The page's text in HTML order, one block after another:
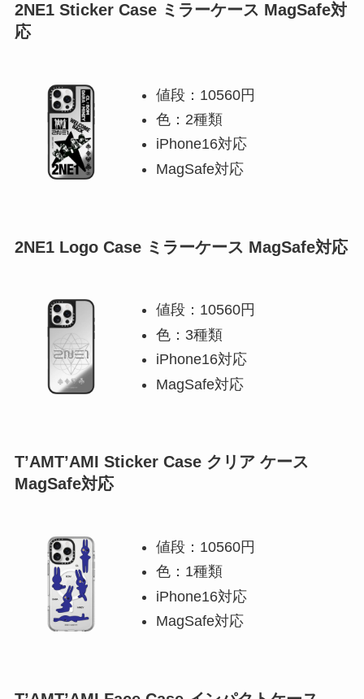
2NE1 Sticker Case ミラーケース MagSafe対
応
値段：10560円
色：2種類
iPhone16対応
MagSafe対応
2NE1 Logo Case ミラーケース MagSafe対応
値段：10560円
色：3種類
iPhone16対応
MagSafe対応
T’AMT’AMI Sticker Case クリア ケース
MagSafe対応
値段：10560円
色：1種類
iPhone16対応
MagSafe対応